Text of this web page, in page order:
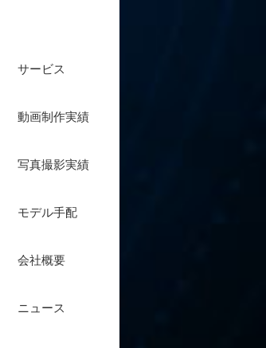
サービス
動画制作実績
写真撮影実績
モデル手配
会社概要
ニュース